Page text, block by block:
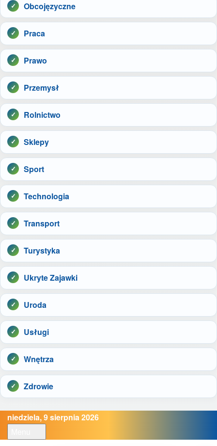
Obcojęzyczne
Praca
Prawo
Przemysł
Rolnictwo
Sklepy
Sport
Technologia
Transport
Turystyka
Ukryte Zajawki
Uroda
Usługi
Wnętrza
Zdrowie
niedziela, 9 sierpnia 2026